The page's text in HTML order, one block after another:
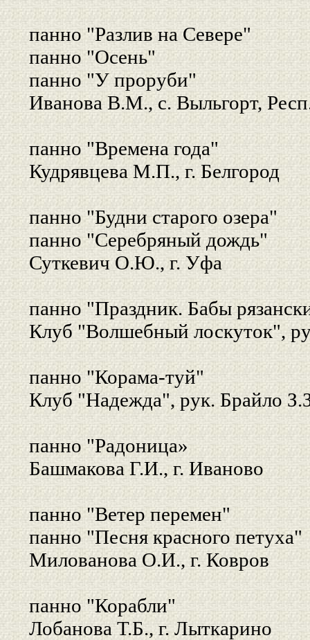
панно "Разлив на Севере"
панно "Осень"
панно "У проруби"
Иванова В.М., с. Выльгорт,
панно "Времена года"
Кудрявцева М.П., г. Белгород
панно "Будни старого озера"
панно "Серебряный дождь"
Суткевич О.Ю., г. Уфа
панно "Праздник. Бабы
Клуб "Волшебный лоскуток",
панно "Корама-туй"
Клуб "Надежда", рук. Брайло
панно "Радоница»
Башмакова Г.И., г. Иваново
панно "Ветер перемен"
панно "Песня красного петуха"
Милованова О.И., г. Ковров
панно "Корабли"
Лобанова Т.Б., г. Лыткарино